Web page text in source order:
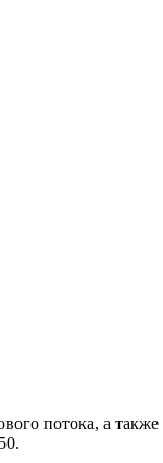
потока, а